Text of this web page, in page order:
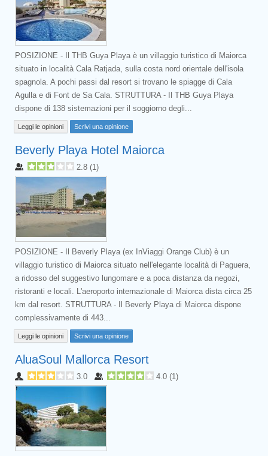
POSIZIONE - Il THB Guya Playa è un villaggio turistico di Maiorca
situato in località Cala Ratjada, sulla costa nord orientale dell'isola
spagnola. A pochi passi dal resort si trovano le spiagge di Cala
Agulla e di Font de Sa Cala. STRUTTURA - Il THB Guya Playa
dispone di 138 sistemazioni per il soggiorno degli...
Leggi le opinioni Scrivi una opinione
Beverly Playa Hotel Maiorca
2.8 (1)
POSIZIONE - Il Beverly Playa (ex InViaggi Orange Club) è un
villaggio turistico di Maiorca situato nell'elegante località di Paguera,
a ridosso del suggestivo lungomare e a poca distanza da negozi,
ristoranti e locali. L'aeroporto internazionale di Maiorca dista circa 25
km dal resort. STRUTTURA - Il Beverly Playa di Maiorca dispone
complessivamente di 443...
Leggi le opinioni Scrivi una opinione
AluaSoul Mallorca Resort
3.0 4.0 (1)